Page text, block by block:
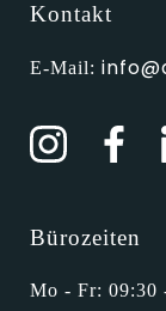
Kontakt
E-Mail:
Bürozeiten
Mo - Fr: 09:30